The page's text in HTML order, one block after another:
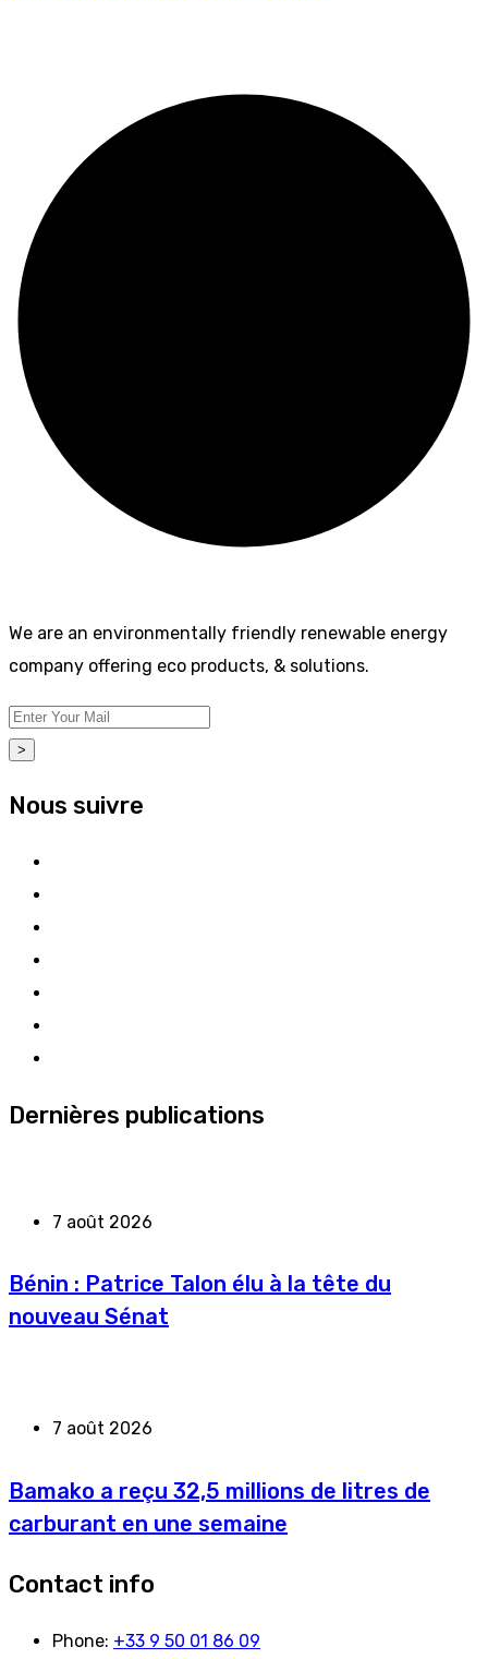
We are an environmentally friendly renewable energy
company offering eco products, & solutions.
>
Nous suivre
Dernières publications
7 août 2026
Bénin : Patrice Talon élu à la tête du
nouveau Sénat
7 août 2026
Bamako a reçu 32,5 millions de litres de
carburant en une semaine
Contact info
Phone: +33 9 50 01 86 09